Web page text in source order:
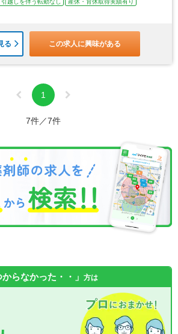
る この求人に興味がある
1
7件／7件
らなかった・・」 方は